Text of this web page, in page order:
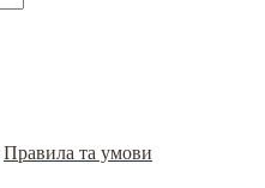
Правила та умови